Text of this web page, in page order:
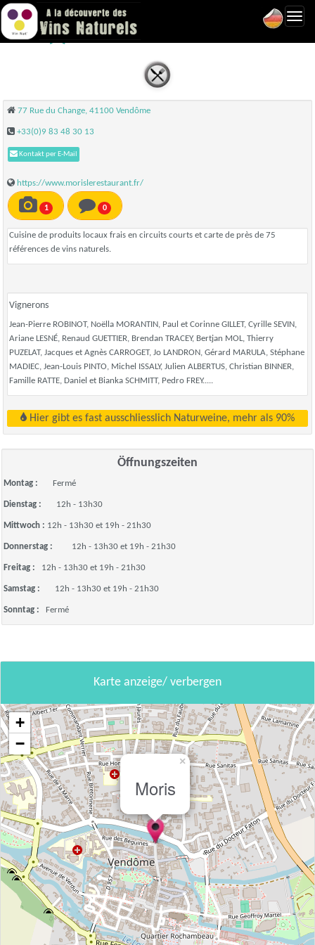
Moris - Vendôme
77 Rue du Change, 41100 Vendôme
+33(0)9 83 48 30 13
Kontakt per E-Mail
https://www.morislerestaurant.fr/
1 0
Cuisine de produits locaux frais en circuits courts et carte de près de 75
références de vins naturels.
Vignerons
Jean-Pierre ROBINOT, Noëlla MORANTIN, Paul et Corinne GILLET, Cyrille SEVIN,
Ariane LESNÉ, Renaud GUETTIER, Brendan TRACEY, Bertjan MOL, Thierry
PUZELAT, Jacques et Agnès CARROGET, Jo LANDRON, Gérard MARULA, Stéphane
MADIEC, Jean-Louis PINTO, Michel ISSALY, Julien ALBERTUS, Christian BINNER,
Famille RATTE, Daniel et Bianka SCHMITT, Pedro FREY.....
Hier gibt es fast ausschliesslich Naturweine, mehr als 90%
Öffnungszeiten
Montag : Fermé
Dienstag : 12h - 13h30
Mittwoch : 12h - 13h30 et 19h - 21h30
Donnerstag : 12h - 13h30 et 19h - 21h30
Freitag : 12h - 13h30 et 19h - 21h30
Samstag : 12h - 13h30 et 19h - 21h30
Sonntag : Fermé
Karte anzeige/ verbergen
Moris
×
+
−